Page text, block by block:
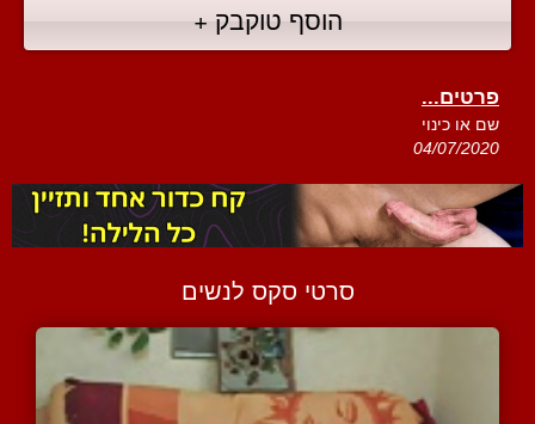
הוסף טוקבק +
פרטים...
שם או כינוי
04/07/2020
סרטי סקס לנשים